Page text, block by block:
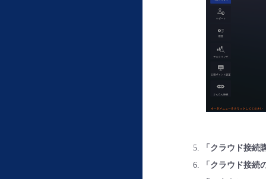
「クラウド接続
「クラウド接続